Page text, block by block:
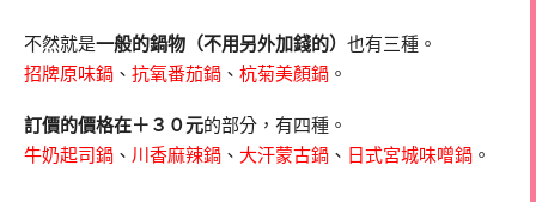
不然就是一般的鍋物（不用另外加錢的） 也有三種。
招牌原味鍋 、 抗氧番茄鍋 、 杭菊美顏鍋 。
訂價的價格在＋３０元的部分，有四種。
牛奶起司鍋 、 川香麻辣鍋 、 大汗蒙古鍋 、 日式宮城味噌鍋 。